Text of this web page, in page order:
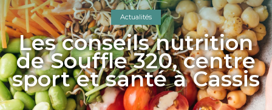
Actualités
Les conseils nutrition
de Souffle 320, centre
sport et santé à Cassis